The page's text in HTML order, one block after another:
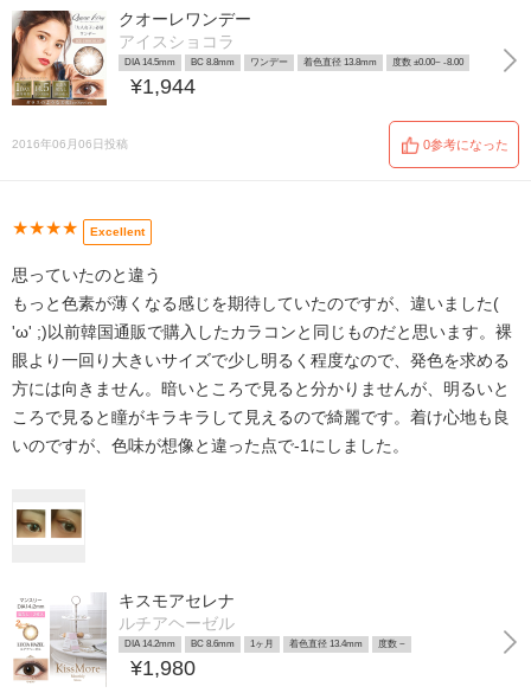
クオーレワンデー
アイスショコラ
DIA 14.5mm BC 8.8mm ワンデー 着色直径 13.8mm 度数 ±0.00~ -8.00
¥1,944
2016年06月06日投稿 0参考になった
★★★★ Excellent
思っていたのと違う
もっと色素が薄くなる感じを期待していたのですが、違いました(
'ω' ;)以前韓国通販で購入したカラコンと同じものだと思います。裸
眼より一回り大きいサイズで少し明るく程度なので、発色を求める
方には向きません。暗いところで見ると分かりませんが、明るいと
ころで見ると瞳がキラキラして見えるので綺麗です。着け心地も良
いのですが、色味が想像と違った点で-1にしました。
キスモアセレナ
ルチアヘーゼル
DIA 14.2mm BC 8.6mm 1ヶ月 着色直径 13.4mm 度数 ~
¥1,980